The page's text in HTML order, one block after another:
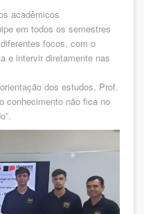
acadêmicos
em todos os semestres
focos, com o
e intervir diretamente nas
dos estudos, Prof.
conhecimento não fica no